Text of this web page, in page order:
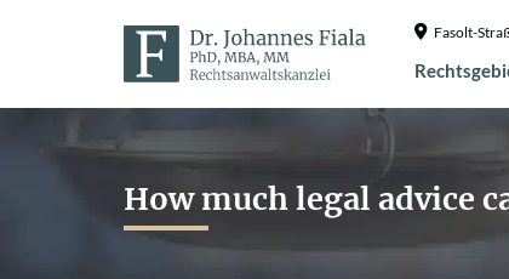
Fasolt-
How much legal advice